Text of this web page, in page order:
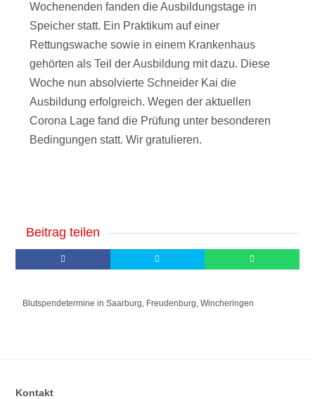
Wochenenden fanden die Ausbildungstage in
Speicher statt. Ein Praktikum auf einer
Rettungswache sowie in einem Krankenhaus
gehörten als Teil der Ausbildung mit dazu. Diese
Woche nun absolvierte Schneider Kai die
Ausbildung erfolgreich. Wegen der aktuellen
Corona Lage fand die Prüfung unter besonderen
Bedingungen statt. Wir gratulieren.
Beitrag teilen
Blutspendetermine in Saarburg, Freudenburg, Wincheringen
Kontakt